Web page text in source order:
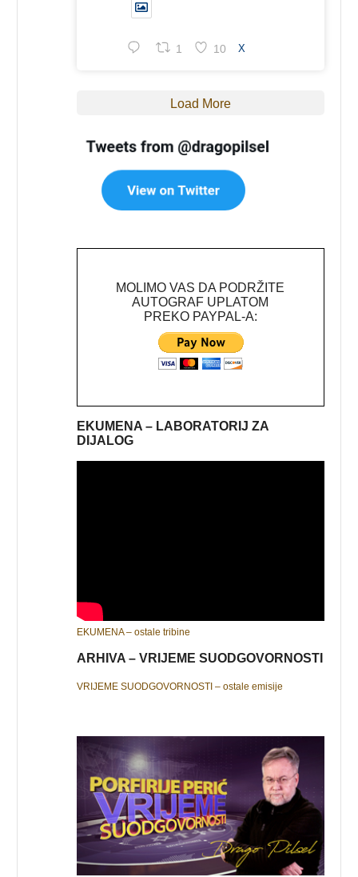
1 10 X
Load More
MOLIMO VAS DA PODRŽITE
AUTOGRAF UPLATOM
PREKO PAYPAL-A:
EKUMENA – LABORATORIJ ZA
DIJALOG
EKUMENA – ostale tribine
ARHIVA – VRIJEME SUODGOVORNOSTI
VRIJEME SUODGOVORNOSTI – ostale emisije